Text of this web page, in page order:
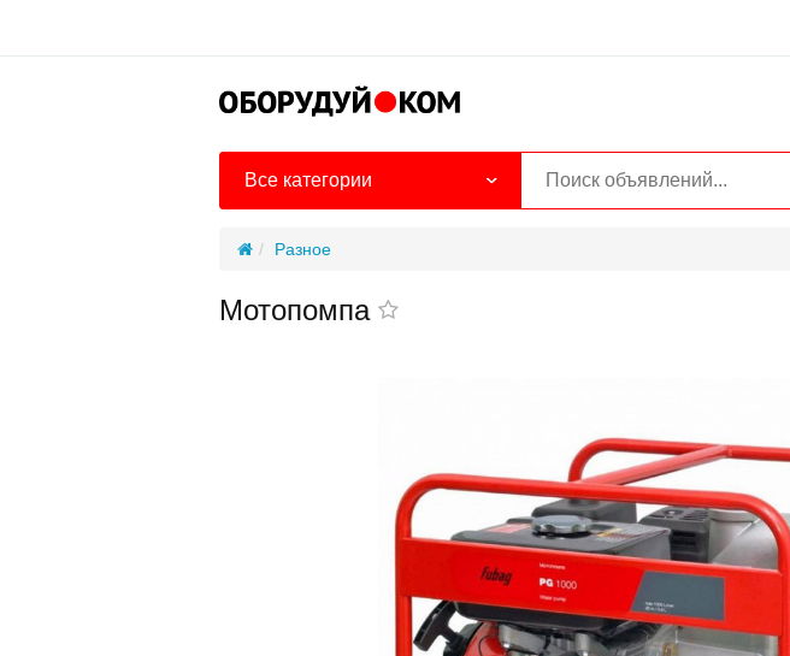
Все категории
Разное
Мотопомпа